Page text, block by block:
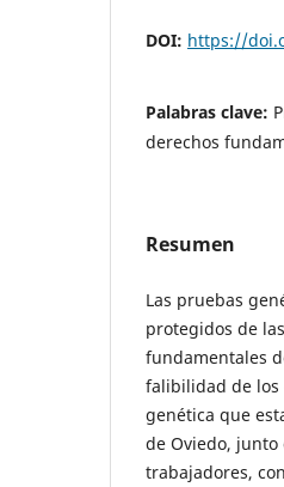
DOI: https://
Palabras clave:
derechos
Resumen
Las pruebas
protegidos de
fundamentales
falibilidad de los
genética que
de Oviedo,
trabajadores,